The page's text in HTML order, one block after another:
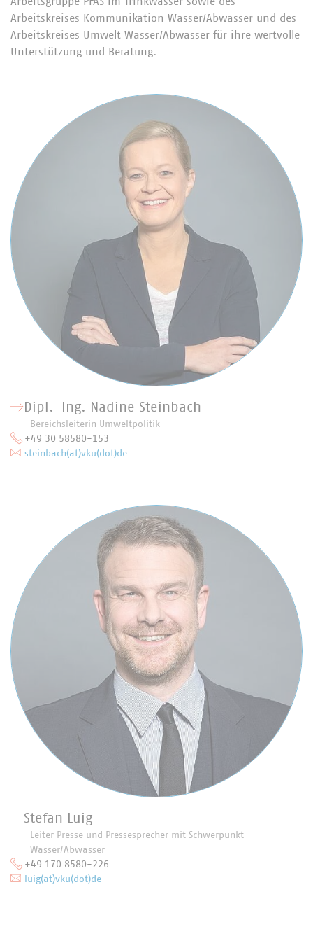
Arbeitskreises Kommunikation Wasser/Abwasser und des
Arbeitskreises Umwelt Wasser/Abwasser für ihre wertvolle
Unterstützung und Beratung.
Dipl.-Ing. Nadine Steinbach
Bereichsleiterin Umweltpolitik
+49 30 58580-153
steinbach(at)vku(dot)de
Stefan Luig
Leiter Presse und Pressesprecher mit Schwerpunkt
Wasser/Abwasser
+49 170 8580-226
luig(at)vku(dot)de